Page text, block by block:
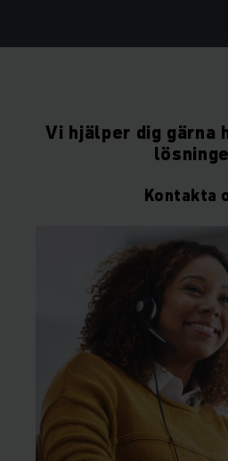
Vi hjälper dig gärna
Kontakta